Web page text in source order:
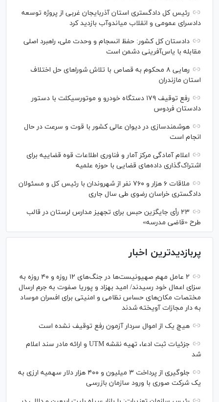
رئیس کل دادگستری استان آذربایجان غربی از پروژه توسعه
دادسرای عمومی و انقلاب میاندوآب بازدید کرد
دادستان کل کشور: حفظ انسجام و وحدت ملی، راهبرد اصلی
مقابله با یاس‌آفرینی دشمن است
رهایی ۸ محکوم به قصاص با تلاش شورا‌های حل اختلاف
استان مازندران
رفع توقیف ۱۷۹ دستگاه خودرو و موتورسیکلت با دستور
دادستان فردوس
هوشمندسازی در دیوان عالی کشور با قوت و سرعت در حال
انجام است
اعلام آمادگی مرکز آمار و فناوری اطلاعات قوه قضاییه برای
اشتراک‌گذاری داده‌های قضایی با حوزه علمیه
ملاقات ۶ هزار و ۷۶۰ نفر از شهروندان با رئیس کل و مسئولان
دادگستری خراسان رضوی طی سال جاری
۲۳ رأی جایگزین حبس برای تجهیز مدارس لرستان در قالب
طرح «قاضی مدرسه»
پربازدیدترین اخبار
۲ عامل مهم صهیونیست‌ها در جنگ‌های ۱۲ روزه و ۴۰ روزه به
سزای اعمال خود رسیدند/ امید بهزاد و پوریا صفوت به جرم ارسال
مختصات مکان‌های حساس نظامی و امنیتی برای افسران موساد
به دار مجازات آویخته شدند
هیچ یک از اموال سردار آزمون رفع توقیف نشده است
جزئیات ثبت ادعا، تهیه نقشه UTM و ارائه مادر سند اعلام
شد
جلوگیری از پرداخت ۳ میلیون و ۴۰۰ هزار دلار سهمیه ارزی به
یک شرکت صوری با ورود سازمان بازرسی